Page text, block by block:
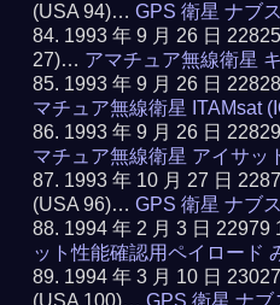
(USA 94)…GPS 衛星 ナブ
1993 年 9 月 26 日
27)… アマチュア無線衛星
1993 年 9 月 26 日
マチュア無線衛星 ITAMsat
1993 年 9 月 26 日
マチュア無線衛星 アイサッ
1993 年 10 月 27 日
(USA 96)…GPS 衛星 ナブ
1994 年 2 月 3 日
ット性能確認用ペイロード
1994 年 3 月 10 日
(USA 100)…GPS 衛星 ナ